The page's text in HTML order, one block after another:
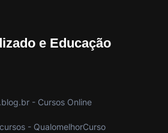
e Educação
- Cursos Online
- QualomelhorCurso